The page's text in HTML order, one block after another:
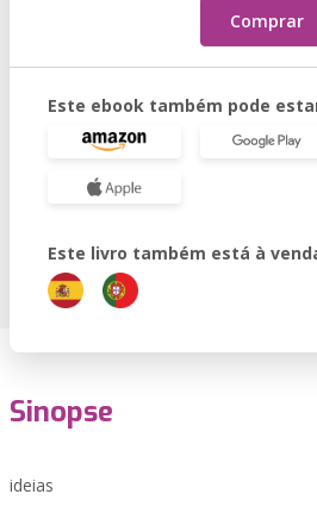
Comprar
Este ebook também pode
Este livro também está à
Sinopse
ideias